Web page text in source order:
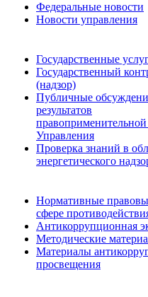
Федеральные новости
Новости управления
Государственные
Государственный
(надзор)
Публичные
результатов
Управления
Проверка знаний в
энергетического
Нормативные
сфере
Антикоррупционная
Методические
Материалы
просвещения